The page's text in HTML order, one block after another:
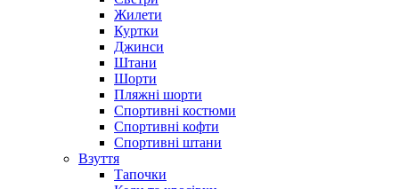
Жилети
Куртки
Джинси
Штани
Шорти
Пляжні шорти
Спортивні костюми
Спортивні кофти
Спортивні штани
Взуття
Тапочки